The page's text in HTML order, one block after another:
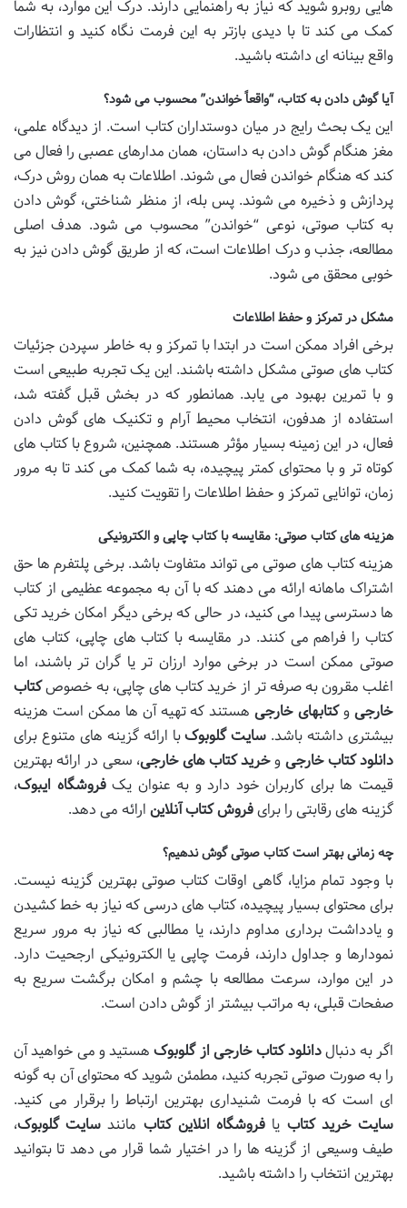
هایی روبرو شوید که نیاز به راهنمایی دارند. درک این موارد، به شما
کمک می کند تا با دیدی بازتر به این فرمت نگاه کنید و انتظارات
واقع بینانه ای داشته باشید.
آیا گوش دادن به کتاب، “واقعاً خواندن” محسوب می شود؟
این یک بحث رایج در میان دوستداران کتاب است. از دیدگاه علمی،
مغز هنگام گوش دادن به داستان، همان مدارهای عصبی را فعال می
کند که هنگام خواندن فعال می شوند. اطلاعات به همان روش درک،
پردازش و ذخیره می شوند. پس بله، از منظر شناختی، گوش دادن
به کتاب صوتی، نوعی “خواندن” محسوب می شود. هدف اصلی
مطالعه، جذب و درک اطلاعات است، که از طریق گوش دادن نیز به
خوبی محقق می شود.
مشکل در تمرکز و حفظ اطلاعات
برخی افراد ممکن است در ابتدا با تمرکز و به خاطر سپردن جزئیات
کتاب های صوتی مشکل داشته باشند. این یک تجربه طبیعی است
و با تمرین بهبود می یابد. همانطور که در بخش قبل گفته شد،
استفاده از هدفون، انتخاب محیط آرام و تکنیک های گوش دادن
فعال، در این زمینه بسیار مؤثر هستند. همچنین، شروع با کتاب های
کوتاه تر و با محتوای کمتر پیچیده، به شما کمک می کند تا به مرور
زمان، توانایی تمرکز و حفظ اطلاعات را تقویت کنید.
هزینه های کتاب صوتی: مقایسه با کتاب چاپی و الکترونیکی
هزینه کتاب های صوتی می تواند متفاوت باشد. برخی پلتفرم ها حق
اشتراک ماهانه ارائه می دهند که با آن به مجموعه عظیمی از کتاب
ها دسترسی پیدا می کنید، در حالی که برخی دیگر امکان خرید تکی
کتاب را فراهم می کنند. در مقایسه با کتاب های چاپی، کتاب های
صوتی ممکن است در برخی موارد ارزان تر یا گران تر باشند، اما
اغلب مقرون به صرفه تر از خرید کتاب های چاپی، به خصوصکتاب
خارجیوکتابهای خارجیهستند که تهیه آن ها ممکن است هزینه
بیشتری داشته باشد. سایت گلوبوکبا ارائه گزینه های متنوع برای
دانلود کتاب خارجی وخرید کتاب های خارجی، سعی در ارائه بهترین
قیمت ها برای کاربران خود دارد و به عنوان یکفروشگاه ایبوک،
گزینه های رقابتی را برایفروش کتاب آنلاین ارائه می دهد.
چه زمانی بهتر است کتاب صوتی گوش ندهیم؟
با وجود تمام مزایا، گاهی اوقات کتاب صوتی بهترین گزینه نیست.
برای محتوای بسیار پیچیده، کتاب های درسی که نیاز به خط کشیدن
و یادداشت برداری مداوم دارند، یا مطالبی که نیاز به مرور سریع
نمودارها و جداول دارند، فرمت چاپی یا الکترونیکی ارجحیت دارد.
در این موارد، سرعت مطالعه با چشم و امکان برگشت سریع به
صفحات قبلی، به مراتب بیشتر از گوش دادن است.
اگر به دنبالدانلود کتاب خارجی از گلوبوکهستید و می خواهید آن
را به صورت صوتی تجربه کنید، مطمئن شوید که محتوای آن به گونه
ای است که با فرمت شنیداری بهترین ارتباط را برقرار می کنید.
سایت خرید کتاب یا فروشگاه انلاین کتاب مانند سایت گلوبوک،
طیف وسیعی از گزینه ها را در اختیار شما قرار می دهد تا بتوانید
بهترین انتخاب را داشته باشید.